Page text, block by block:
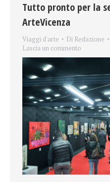
Tutto pronto per la
ArteVicenza
Viaggi d'arte Di Redazione
Lascia un commento